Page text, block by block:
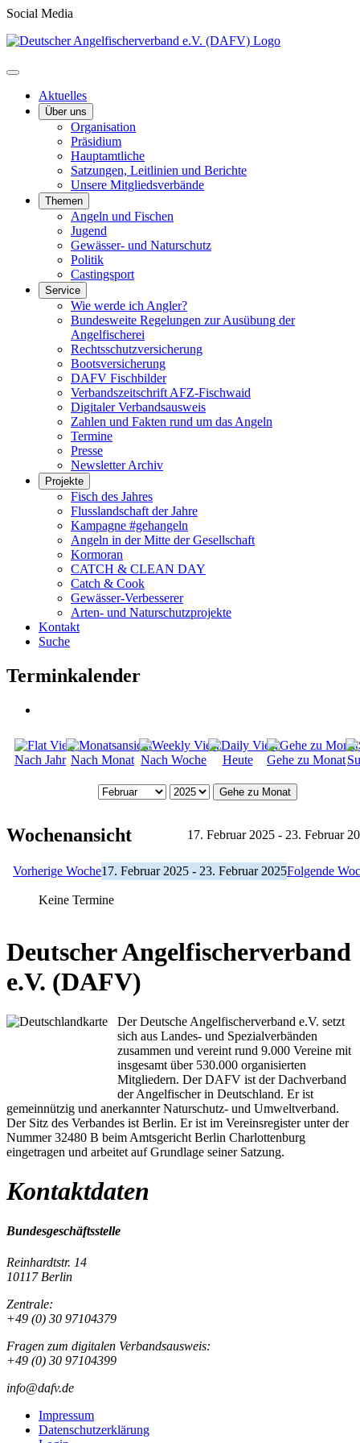
Social Media
Aktuelles
Über uns
Organisation
Präsidium
Hauptamtliche
Satzungen, Leitlinien und Berichte
Unsere Mitgliedsverbände
Themen
Angeln und Fischen
Jugend
Gewässer- und Naturschutz
Politik
Castingsport
Service
Wie werde ich Angler?
Bundesweite Regelungen zur Ausübung der
Angelfischerei
Rechtsschutzversicherung
Bootsversicherung
DAFV Fischbilder
Verbandszeitschrift AFZ-Fischwaid
Digitaler Verbandsausweis
Zahlen und Fakten rund um das Angeln
Termine
Presse
Newsletter Archiv
Projekte
Fisch des Jahres
Flusslandschaft der Jahre
Kampagne #gehangeln
Angeln in der Mitte der Gesellschaft
Kormoran
CATCH & CLEAN DAY
Catch & Cook
Gewässer-Verbesserer
Arten- und Naturschutzprojekte
Kontakt
Suche
Terminkalender
Nach Jahr Nach Monat Nach Woche Heute Gehe zu Monat
Gehe zu Monat
Wochenansicht 17. Februar 2025 - 23. Februar
Vorherige Woche17. Februar 2025 - 23. Februar 2025Folgende
Keine Termine
Deutscher Angelfischerverband
e.V. (DAFV)
Der Deutsche Angelfischerverband e.V. setzt
sich aus Landes- und Spezialverbänden
zusammen und vereint rund 9.000 Vereine mit
insgesamt über 530.000 organisierten
Mitgliedern. Der DAFV ist der Dachverband
der Angelfischer in Deutschland. Er ist
gemeinnützig und anerkannter Naturschutz- und Umweltverband.
Der Sitz des Verbandes ist Berlin. Er ist im Vereinsregister unter der
Nummer 32480 B beim Amtsgericht Berlin Charlottenburg
eingetragen und arbeitet auf Grundlage seiner Satzung.
Kontaktdaten
Bundesgeschäftsstelle
Reinhardtstr. 14
10117 Berlin
Zentrale:
+49 (0) 30 97104379
Fragen zum digitalen Verbandsausweis:
+49 (0) 30 97104399
info@dafv.de
Impressum
Datenschutzerklärung